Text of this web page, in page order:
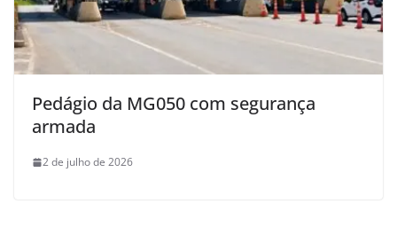
Pedágio da MG050 com segurança
armada
2 de julho de 2026